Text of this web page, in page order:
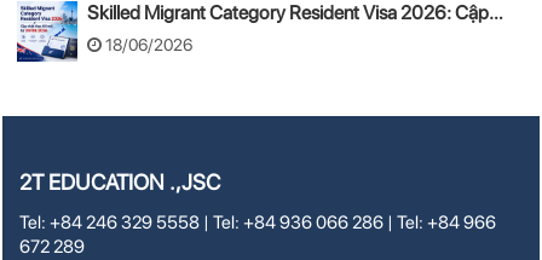
Skilled Migrant Category Resident Visa 2026: Cập
nhật thay đổi mới từ 24/08/2026
18/06/2026
2T EDUCATION .,JSC
Tel: +84 246 329 5558 | Tel: +84 936 066 286 | Tel: +84 966
672 289